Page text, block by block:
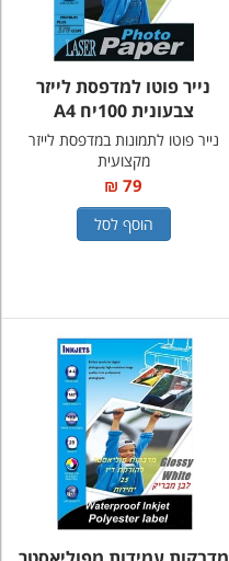
נייר פוטו למדפסת לייזר
צבעונית 100יח A4
נייר פוטו לתמונות במדפסת לייזר
מקצועית
79 ₪
הוסף לסל